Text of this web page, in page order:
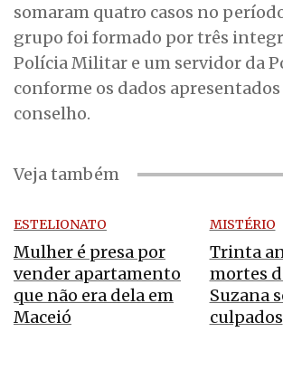
somaram quatro casos no
grupo foi formado por três
Polícia Militar e um servidor da
conforme os dados
conselho.
Veja também
ESTELIONATO
Mulher é presa por
vender apartamento
que não era dela em
Maceió
MISTÉRIO
Trinta
mortes
Suzana
culpados